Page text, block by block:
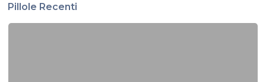
Pillole Recenti